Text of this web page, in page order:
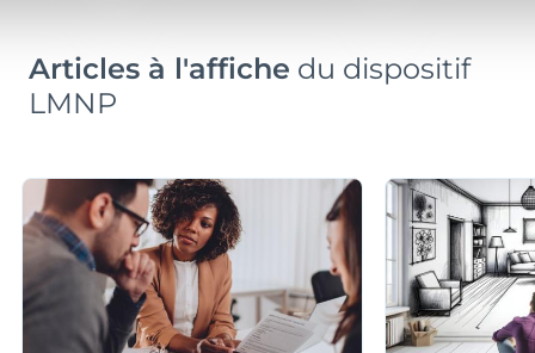
Articles à l'affiche du dispositif
LMNP